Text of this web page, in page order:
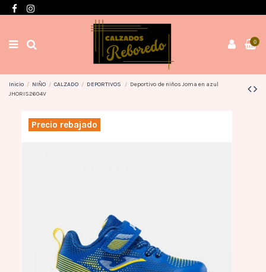
0
Inicio NIÑO CALZADO DEPORTIVOS
Deportivo de niños Joma en azul
JHORIS2604V
Precio rebajado